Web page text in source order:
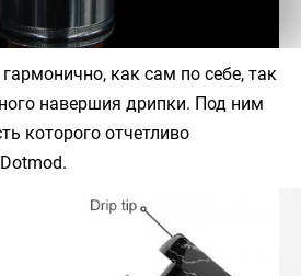
как сам по себе, так
навершия дрипки. Под ним
которого отчетливо